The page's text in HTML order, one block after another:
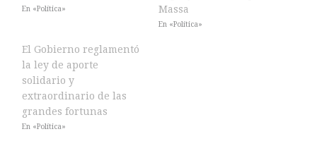
En «Política»
Massa
En «Política»
El Gobierno reglamentó
la ley de aporte
solidario y
extraordinario de las
grandes fortunas
En «Política»